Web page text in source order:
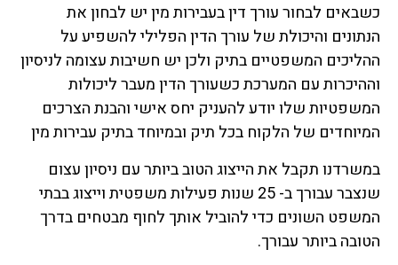
כשבאים לבחור עורך דין בעבירות מין יש לבחון את
הנתונים והיכולת של עורך הדין הפלילי להשפיע על
ההליכים המשפטיים בתיק ולכן יש חשיבות עצומה לניסיון
וההיכרות עם המערכת כשעורך הדין מעבר ליכולות
המשפטיות שלו יודע להעניק יחס אישי והבנת הצרכים
המיוחדים של הלקוח בכל תיק ובמיוחד בתיק עבירות מין
במשרדנו תקבל את הייצוג הטוב ביותר עם ניסיון עצום
שנצבר עבורך ב- 25 שנות פעילות משפטית וייצוג בבתי
המשפט השונים כדי להוביל אותך לחוף מבטחים בדרך
הטובה ביותר עבורך.